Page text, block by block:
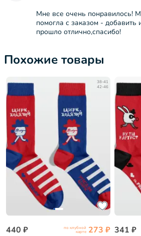
Мне все очень понравилось!
помогла с заказом - добавить
прошло отлично,спасибо!
Похожие товары
38-41
42-46
440 ₽ по клубной
карте 273 ₽ 341 ₽